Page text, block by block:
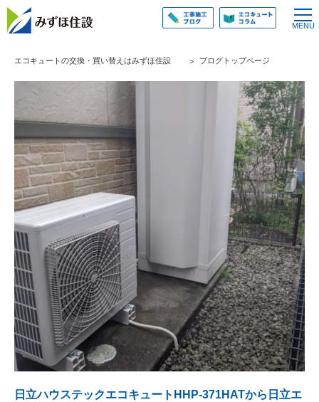
エコキュートの交換・買い替えはみずほ住設 ブログトップページ
日立ハウステックエコキュートHHP-371HATから日立エ